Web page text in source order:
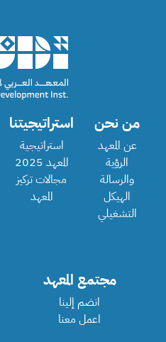
من نحن
عن المعهد
الرؤية
والرسالة
الهيكل
التشغيلي
استراتيجيتنا
استراتيجية
المعهد 2025
مجالات تركيز
المعهد
مجتمع المعهد
انضم إلينا
اعمل معنا